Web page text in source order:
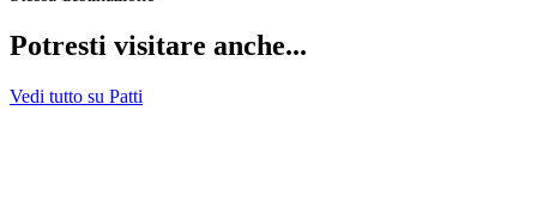
Potresti visitare anche...
Vedi tutto su Patti